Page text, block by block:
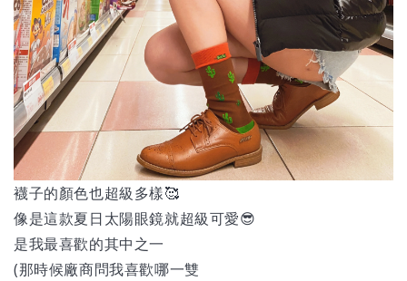
襪子的顏色也超級多樣🥰
像是這款夏日太陽眼鏡就超級可愛😎
是我最喜歡的其中之一
(那時候廠商問我喜歡哪一雙